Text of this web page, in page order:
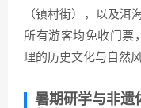
（镇村街），以及洱
所有游客均免收门票
理的历史文化与自然风
暑期研学与非遗